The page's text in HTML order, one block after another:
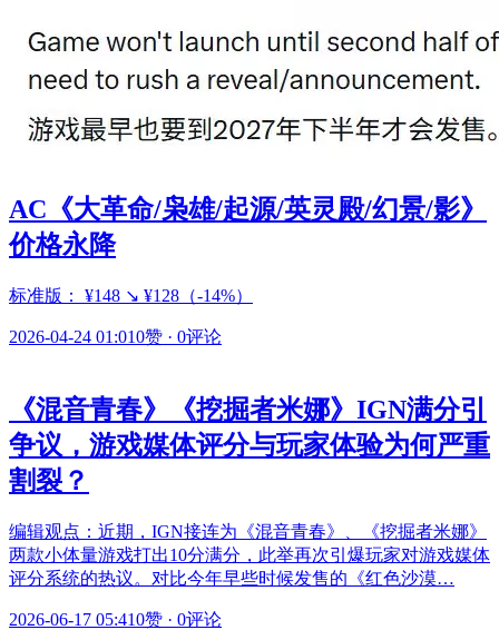
AC《大革命/枭雄/起源/英灵殿/幻景/影》
价格永降
标准版： ¥148 ↘ ¥128（-14%）
2026-04-24 01:010赞 · 0评论
《混音青春》《挖掘者米娜》IGN满分引
争议，游戏媒体评分与玩家体验为何严重
割裂？
编辑观点：近期，IGN接连为《混音青春》、《挖掘者米娜》
两款小体量游戏打出10分满分，此举再次引爆玩家对游戏媒体
评分系统的热议。对比今年早些时候发售的《红色沙漠…
2026-06-17 05:410赞 · 0评论